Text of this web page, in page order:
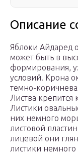
Описание
Яблоки Айдаред
может быть в
формирования,
условий. Крона
темно-
Листва
Листики
них немного
листовой
лицевой они
листики немного